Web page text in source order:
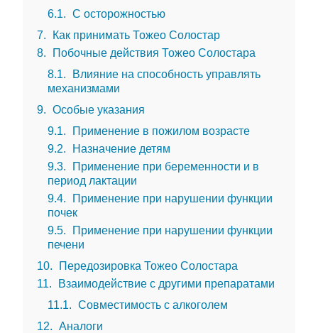
6.1
С осторожностью
7
Как принимать Тожео Солостар
8
Побочные действия Тожео Солостара
8.1
Влияние на способность управлять
механизмами
9
Особые указания
9.1
Применение в пожилом возрасте
9.2
Назначение детям
9.3
Применение при беременности и в
период лактации
9.4
Применение при нарушении функции
почек
9.5
Применение при нарушении функции
печени
10
Передозировка Тожео Солостара
11
Взаимодействие с другими препаратами
11.1
Совместимость с алкоголем
12
Аналоги